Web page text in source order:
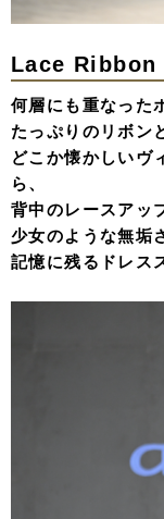
Lace Ribbon
何層にも重なった
たっぷりのリボン
どこか懐かしいヴ
ら、
背中のレースアッ
少女のような無垢
記憶に残るドレス